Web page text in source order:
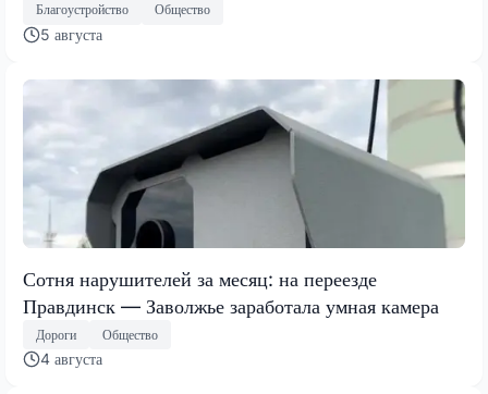
Благоустройство Общество
5 августа
Сотня нарушителей за месяц: на переезде
Правдинск — Заволжье заработала умная камера
Дороги Общество
4 августа